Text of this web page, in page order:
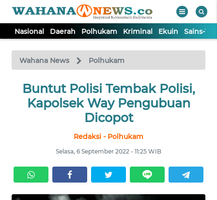
Nasional Daerah Polhukam Kriminal Ekuin Sains-
Wahana News Polhukam
Buntut Polisi Tembak Polisi,
Kapolsek Way Pengubuan
Dicopot
Redaksi - Polhukam
Selasa, 6 September 2022 - 11:25 WIB
TV
Tutup
NASIONAL
KRIMINAL
EKUIN